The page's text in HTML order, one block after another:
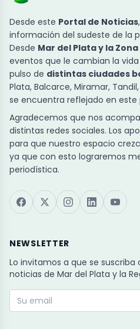
Desde este Portal de Noticias
información del sudeste de la
Desde Mar del Plata y la Zona
eventos que le cambian la vida
pulso de distintas ciudades
Plata, Balcarce, Miramar,
se encuentra reflejado en
Agradecemos que nos
distintas redes sociales. Los
para que nuestro espacio
ya que con esto lograremos
periodística.
NEWSLETTER
Lo invitamos a que se
noticias de Mar del Plata y la